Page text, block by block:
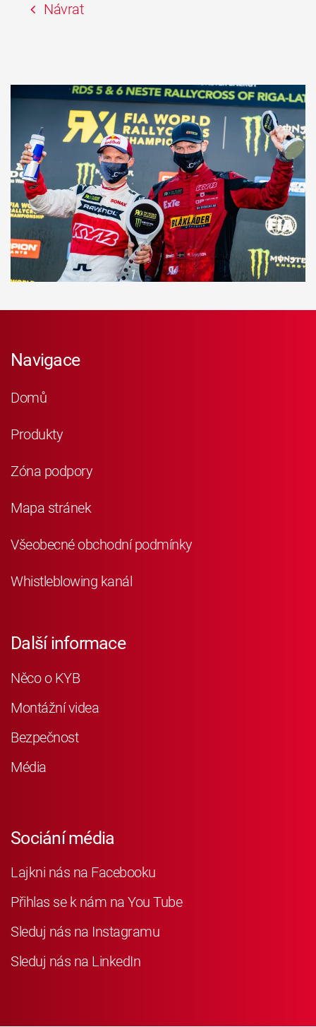
Návrat
Navigace
Domů
Produkty
Zóna podpory
Mapa stránek
Všeobecné obchodní podmínky
Whistleblowing kanál
Další informace
Něco o KYB
Montážní videa
Bezpečnost
Média
Sociání média
Lajkni nás na Facebooku
Přihlas se k nám na You Tube
Sleduj nás na Instagramu
Sleduj nás na LinkedIn